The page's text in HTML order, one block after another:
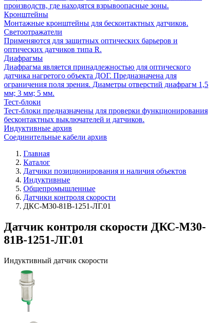
производств, где находятся взрывоопасные зоны.
Кронштейны
Монтажные кронштейны для бесконтактных датчиков.
Светоотражатели
Применяются для защитных оптических барьеров и
оптических датчиков типа R.
Диафрагмы
Диафрагма является принадлежностью для оптического
датчика нагретого объекта ДОГ. Предназначена для
ограничения поля зрения. Диаметры отверстий диафрагм 1,5
мм; 3 мм; 5 мм.
Тест-блоки
Тест-блоки предназначены для проверки функционирования
бесконтактных выключателей и датчиков.
Индуктивные архив
Соединительные кабели архив
Главная
Каталог
Датчики позиционирования и наличия объектов
Индуктивные
Общепромышленные
Датчики контроля скорости
ДКС-М30-81В-1251-ЛГ.01
Датчик контроля скорости ДКС-М30-
81В-1251-ЛГ.01
Индуктивный датчик скорости